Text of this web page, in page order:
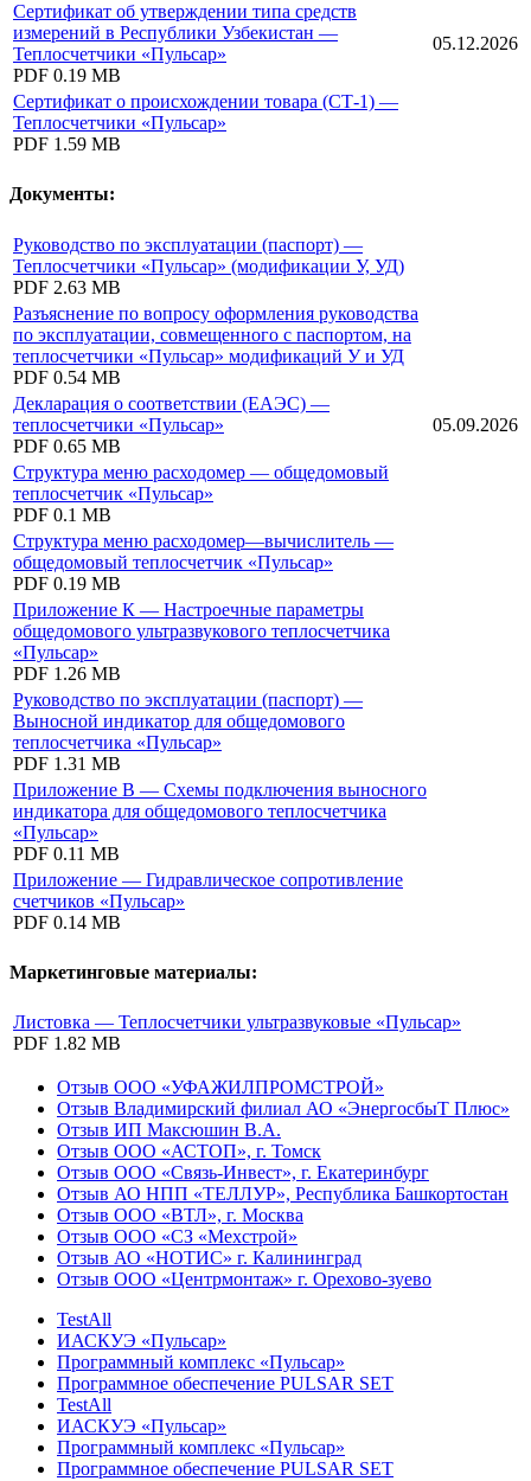
Сертификат об утверждении типа средств
измерений в Республики Узбекистан —
Теплосчетчики «Пульсар»
PDF 0.19 MB
05.12.2026
Сертификат о происхождении товара (СТ-1) —
Теплосчетчики «Пульсар»
PDF 1.59 MB
Документы:
Руководство по эксплуатации (паспорт) —
Теплосчетчики «Пульсар» (модификации У, УД)
PDF 2.63 MB
Разъяснение по вопросу оформления руководства
по эксплуатации, совмещенного с паспортом, на
теплосчетчики «Пульсар» модификаций У и УД
PDF 0.54 MB
Декларация о соответствии (ЕАЭС) —
теплосчетчики «Пульсар»
PDF 0.65 MB
05.09.2026
Структура меню расходомер — общедомовый
теплосчетчик «Пульсар»
PDF 0.1 MB
Структура меню расходомер—вычислитель —
общедомовый теплосчетчик «Пульсар»
PDF 0.19 MB
Приложение К — Настроечные параметры
общедомового ультразвукового теплосчетчика
«Пульсар»
PDF 1.26 MB
Руководство по эксплуатации (паспорт) —
Выносной индикатор для общедомового
теплосчетчика «Пульсар»
PDF 1.31 MB
Приложение В — Схемы подключения выносного
индикатора для общедомового теплосчетчика
«Пульсар»
PDF 0.11 MB
Приложение — Гидравлическое сопротивление
счетчиков «Пульсар»
PDF 0.14 MB
Маркетинговые материалы:
Листовка — Теплосчетчики ультразвуковые «Пульсар»
PDF 1.82 MB
Отзыв ООО «УФАЖИЛПРОМСТРОЙ»
Отзыв Владимирский филиал АО «ЭнергосбыТ Плюс»
Отзыв ИП Максюшин В.А.
Отзыв ООО «АСТОП», г. Томск
Отзыв ООО «Связь-Инвест», г. Екатеринбург
Отзыв АО НПП «ТЕЛЛУР», Республика Башкортостан
Отзыв ООО «ВТЛ», г. Москва
Отзыв ООО «СЗ «Мехстрой»
Отзыв АО «НОТИС» г. Калининград
Отзыв ООО «Центрмонтаж» г. Орехово-зуево
TestAll
ИАСКУЭ «Пульсар»
Программный комплекс «Пульсар»
Программное обеспечение PULSAR SET
TestAll
ИАСКУЭ «Пульсар»
Программный комплекс «Пульсар»
Программное обеспечение PULSAR SET